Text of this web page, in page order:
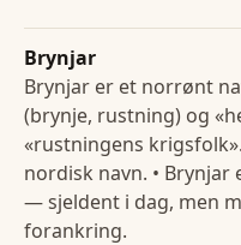
Brynjar
Brynjar er et norrønt
(brynje, rustning) og
«rustningens
nordisk navn. •
— sjeldent i dag, men
forankring.